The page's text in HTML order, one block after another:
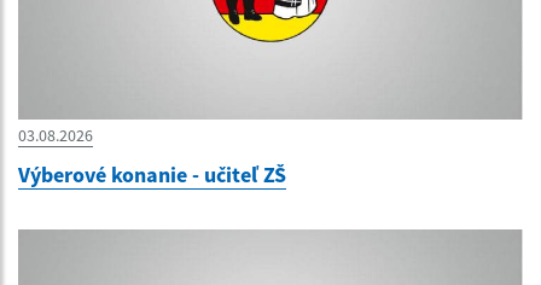
03.08.2026
Výberové konanie - učiteľ ZŠ